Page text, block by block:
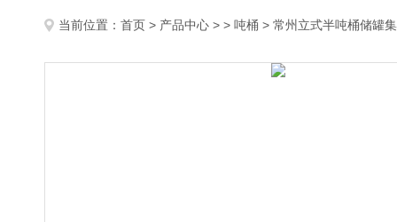
当前位置： 首页 > 产品中心 > > 吨桶 > 常州立式半吨桶储罐